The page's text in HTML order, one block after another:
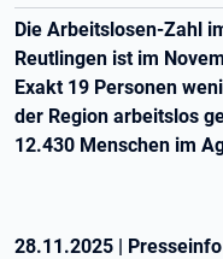
Die Arbeitslosen-Zahl
Reutlingen ist im
Exakt 19 Personen
der Region arbeitslos
12.430 Menschen im
28.11.2025 |